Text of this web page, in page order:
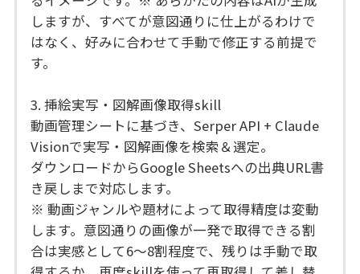
しますが、すべてが意図通りに仕上がるわけで
はなく、好みに合わせて手動で修正する前提で
す。
3. 挿絵実写・図解画像取得skill
動画管理シートに基づき、Serper API + Claude
Visionで実写・図解画像を検索＆選定。
ダウンロードからGoogle Sheetsへの出典URL書
き戻しまで対応します。
※ 動画ジャンルや題材によって取得精度は変動
します。意図通りの画像が一発で取得できる割
合は実感として6〜8割程度で、残りは手動で取